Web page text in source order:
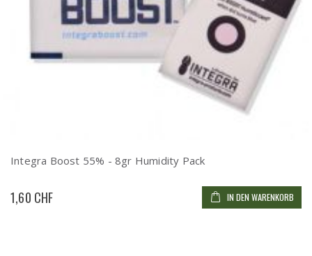
Integra Boost 55% - 8gr Humidity Pack
1,60 CHF IN DEN WARENKORB